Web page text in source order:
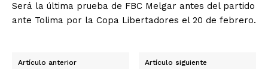
Será la última prueba de FBC Melgar antes del partido
ante Tolima por la Copa Libertadores el 20 de febrero.
Artículo anterior Artículo siguiente